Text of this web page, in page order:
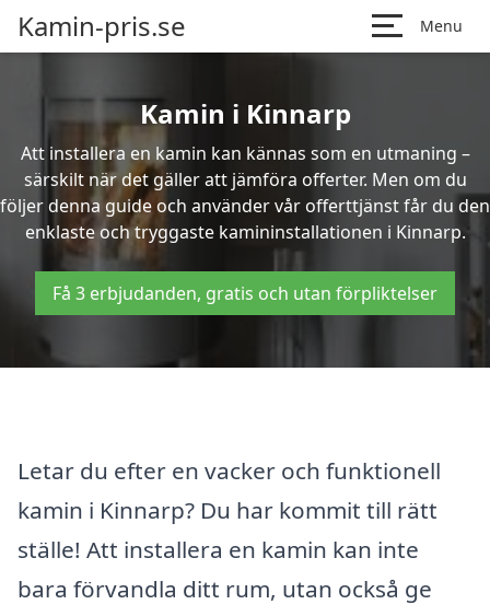
Kamin-pris.se Menu
Kamin i Kinnarp
Att installera en kamin kan kännas som en utmaning –
särskilt när det gäller att jämföra offerter. Men om du
följer denna guide och använder vår offerttjänst får du den
enklaste och tryggaste kamininstallationen i Kinnarp.
Få 3 erbjudanden, gratis och utan förpliktelser
Letar du efter en vacker och funktionell
kamin i Kinnarp? Du har kommit till rätt
ställe! Att installera en kamin kan inte
bara förvandla ditt rum, utan också ge